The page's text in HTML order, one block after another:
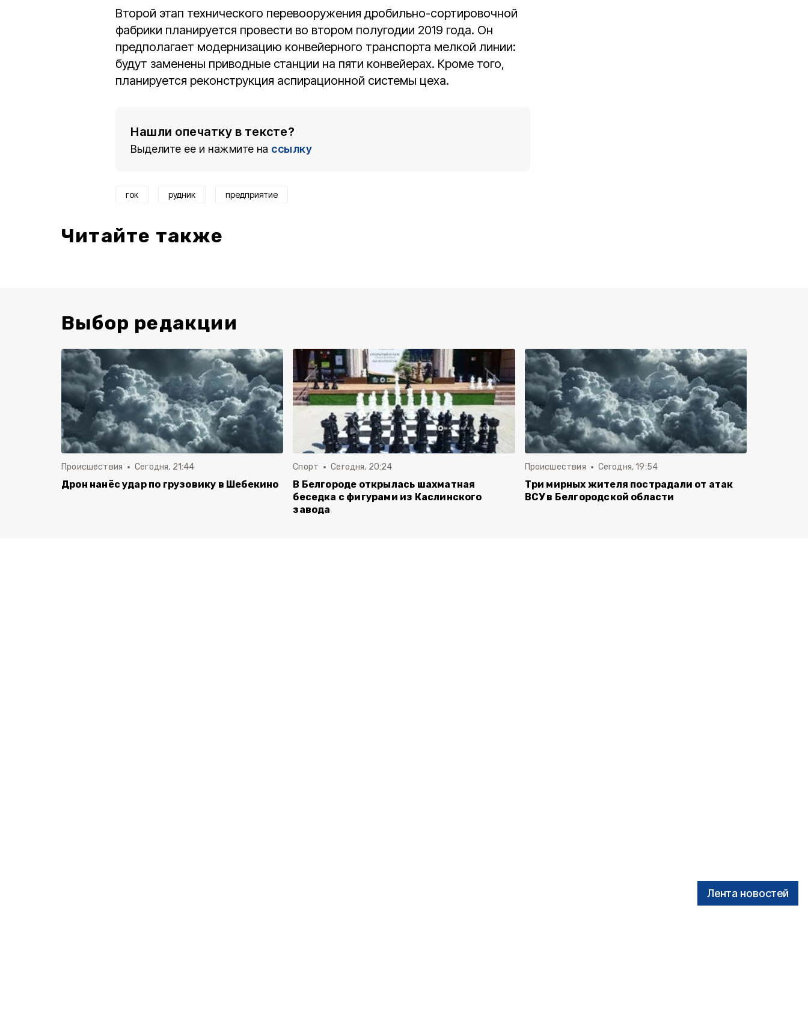
Лента новостей
Второй этап технического перевооружения дробильно-сортировочной
фабрики планируется провести во втором полугодии 2019 года. Он
предполагает модернизацию конвейерного транспорта мелкой линии:
будут заменены приводные станции на пяти конвейерах. Кроме того,
планируется реконструкция аспирационной системы цеха.
Нашли опечатку в тексте?
Выделите ее и нажмите на ссылку
гок рудник предприятие
Читайте также
Выбор редакции
Происшествия Сегодня, 21:44
Дрон нанёс удар по грузовику в Шебекино
Спорт Сегодня, 20:24
В Белгороде открылась шахматная
беседка с фигурами из Каслинского
завода
Происшествия Сегодня, 19:54
Три мирных жителя пострадали от атак
ВСУ в Белгородской области